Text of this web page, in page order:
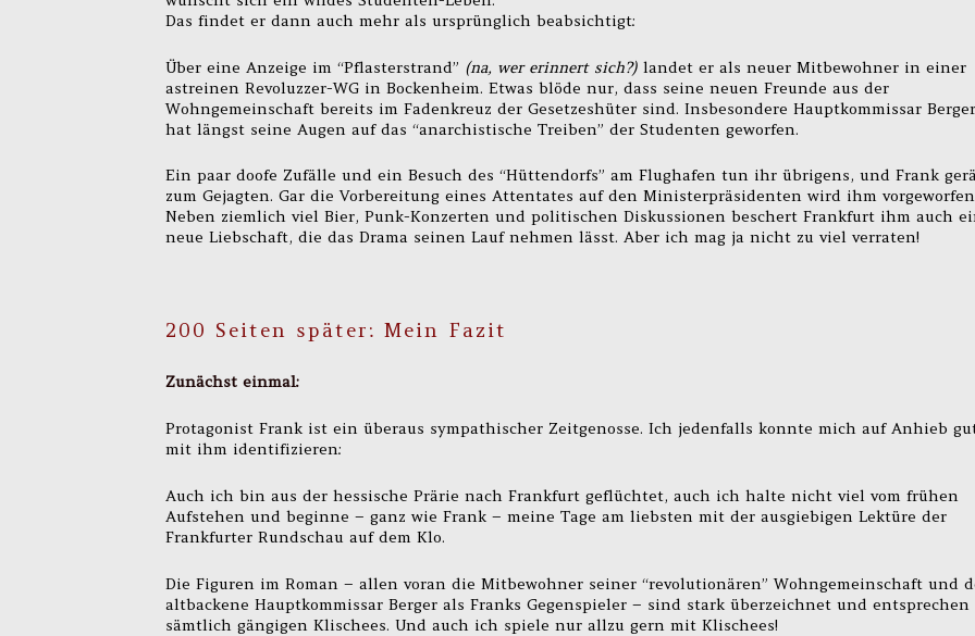
Das findet er dann auch mehr als ursprünglich beabsichtigt:
Über eine Anzeige im “Pflasterstrand” (na, wer erinnert sich?) landet er als neuer Mitbewohner in einer
astreinen Revoluzzer-WG in Bockenheim. Etwas blöde nur, dass seine neuen Freunde aus der
Wohngemeinschaft bereits im Fadenkreuz der Gesetzeshüter sind. Insbesondere Hauptkommissar Berger
hat längst seine Augen auf das “anarchistische Treiben” der Studenten geworfen.
Ein paar doofe Zufälle und ein Besuch des “Hüttendorfs” am Flughafen tun ihr übrigens, und Frank
zum Gejagten. Gar die Vorbereitung eines Attentates auf den Ministerpräsidenten wird ihm
Neben ziemlich viel Bier, Punk-Konzerten und politischen Diskussionen beschert Frankfurt ihm auch
neue Liebschaft, die das Drama seinen Lauf nehmen lässt. Aber ich mag ja nicht zu viel verraten!
200 Seiten später: Mein Fazit
Zunächst einmal:
Protagonist Frank ist ein überaus sympathischer Zeitgenosse. Ich jedenfalls konnte mich auf Anhieb
mit ihm identifizieren:
Auch ich bin aus der hessische Prärie nach Frankfurt geflüchtet, auch ich halte nicht viel vom frühen
Aufstehen und beginne – ganz wie Frank – meine Tage am liebsten mit der ausgiebigen Lektüre der
Frankfurter Rundschau auf dem Klo.
Die Figuren im Roman – allen voran die Mitbewohner seiner “revolutionären” Wohngemeinschaft und
altbackene Hauptkommissar Berger als Franks Gegenspieler – sind stark überzeichnet und entsprechen
sämtlich gängigen Klischees. Und auch ich spiele nur allzu gern mit Klischees!